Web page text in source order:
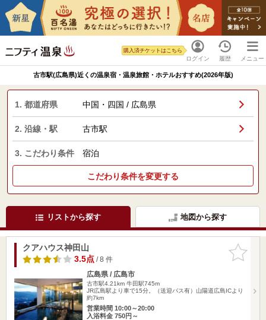
ログイン
購入済チケットはこちら
履歴 メニュー
古市駅(広島県)近くの温泉宿・温泉旅館・ホテルおすすめ(2026年版)
1. 都道府県 中国・四国 / 広島県
2. 沿線・駅 古市駅
3. こだわり条件 宿泊
こだわり条件を変更する
リストから探す 地図から探す
お気に入
りに追加
クアハウス神田山
3.5点/ 8 件
広島県 / 広島市
古市駅4.21km 牛田駅745m
JR広島駅より車で15分。（送迎バス有）山陽道広島ICより
約7km
営業時間 10:00～20:00
入浴料金 750円～